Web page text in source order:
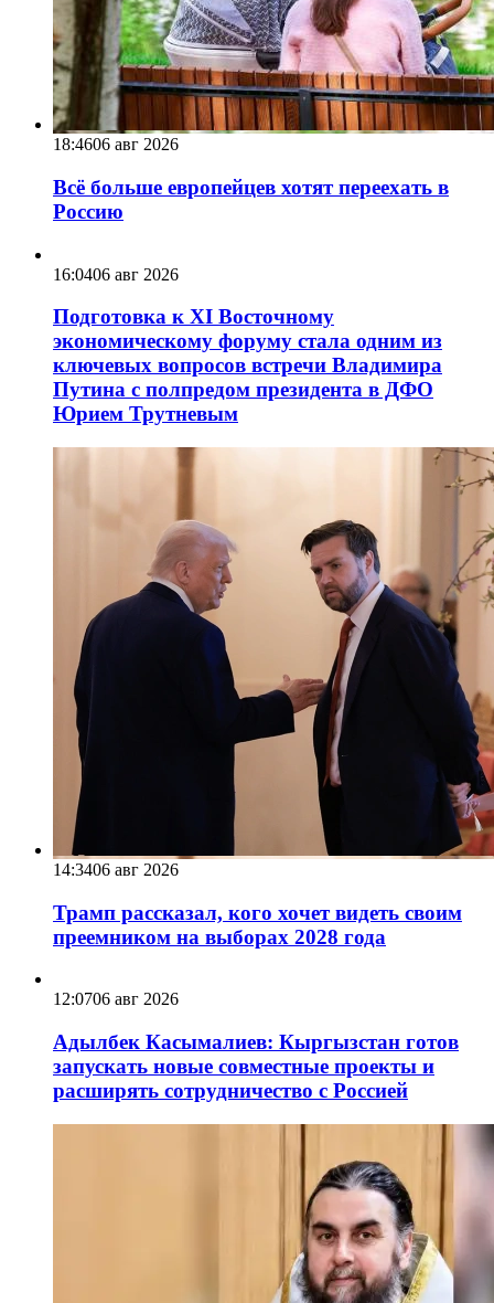
18:4606 авг 2026
Всё больше европейцев хотят переехать в
Россию
16:0406 авг 2026
Подготовка к XI Восточному
экономическому форуму стала одним из
ключевых вопросов встречи Владимира
Путина с полпредом президента в ДФО
Юрием Трутневым
14:3406 авг 2026
Трамп рассказал, кого хочет видеть своим
преемником на выборах 2028 года
12:0706 авг 2026
Адылбек Касымалиев: Кыргызстан готов
запускать новые совместные проекты и
расширять сотрудничество с Россией